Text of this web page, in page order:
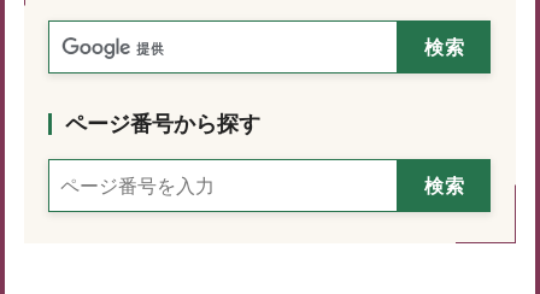
ページ番号から探す